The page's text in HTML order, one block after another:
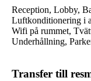
Reception, Lobby,
Luftkonditionering i
Wifi på rummet,
Underhållning,
Transfer till